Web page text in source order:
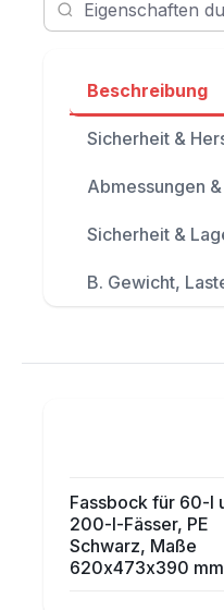
Beschreibung
Sicherheit &
Abmessungen
Sicherheit &
B. Gewicht,
Fassbock für 60-l
200-l-Fässer, PE
Schwarz, Maße
620x473x390 mm